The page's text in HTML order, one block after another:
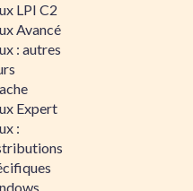
LPI C2
Avancé
: autres
Expert
: